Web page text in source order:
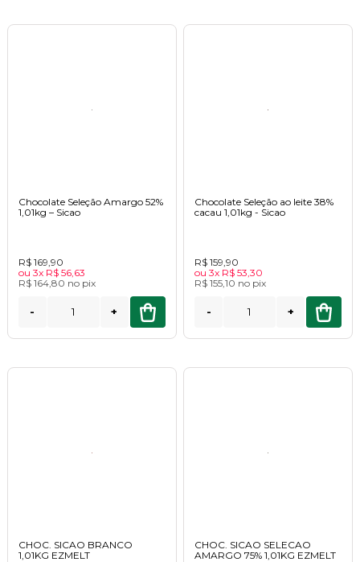
Chocolate Seleção Amargo 52%
1,01kg – Sicao
R$ 169,90
ou 3x R$ 56,63
R$ 164,80 no pix
- +
Chocolate Seleção ao leite 38%
cacau 1,01kg - Sicao
R$ 159,90
ou 3x R$ 53,30
R$ 155,10 no pix
- +
CHOC. SICAO BRANCO
1,01KG EZMELT
CHOC. SICAO SELECAO
AMARGO 75% 1,01KG EZMELT